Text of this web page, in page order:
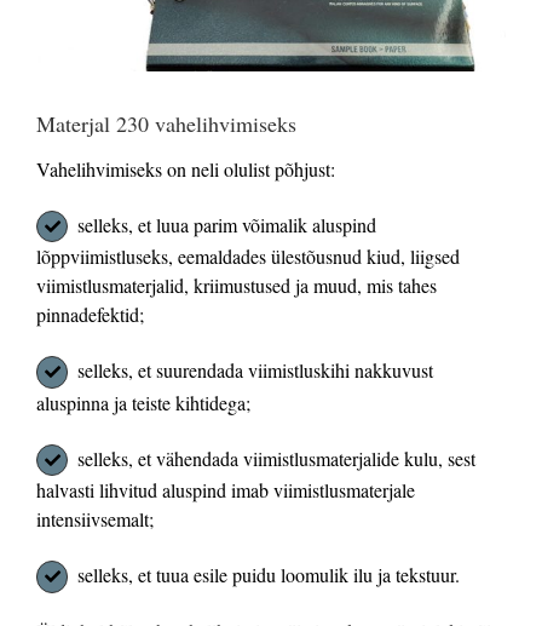
Materjal 230 vahelihvimiseks
Vahelihvimiseks on neli olulist põhjust:
selleks, et luua parim võimalik aluspind
lõppviimistluseks, eemaldades ülestõusnud kiud, liigsed
viimistlusmaterjalid, kriimustused ja muud, mis tahes
pinnadefektid;
selleks, et suurendada viimistluskihi nakkuvust
aluspinna ja teiste kihtidega;
selleks, et vähendada viimistlusmaterjalide kulu, sest
halvasti lihvitud aluspind imab viimistlusmaterjale
intensiivsemalt;
selleks, et tuua esile puidu loomulik ilu ja tekstuur.